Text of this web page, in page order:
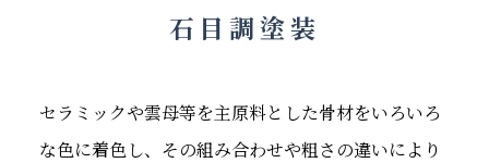
石目調塗装
セラミックや雲母等を主原料とした骨材をいろいろ
な色に着色し、その組み合わせや粗さの違いにより